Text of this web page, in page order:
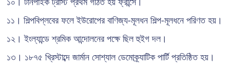
১১। শিল্পবিপ্লবের ফলে ইউরোপের বাণিজ্য-মূলধন শিল্প-মূলধনে পরিণত হয়।
১২। ইংল্যান্ডে শ্রমিক আন্দোলনের পক্ষে ছিল হুইগ দল।
১৩। ১৮৭৫ খ্রিস্টাব্দে জার্মান সোশ্যাল ডেমোক্র্যাটিক পার্টি প্রতিষ্ঠিত হয়।